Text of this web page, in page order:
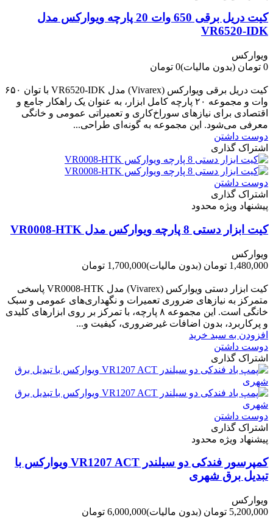
کیت دریل برقی 650 وات 20 پارچه ویوارکس مدل
VR6520-IDK
ویوارکس
0 تومان
(بدون مالیات)0 تومان
کیت دریل برقی ویوارکس (Vivarex) مدل VR6520-IDK با توان ۶۵۰
وات و مجموعه ۲۰ پارچه کامل ابزار، به عنوان یک راهکار جامع و
اقتصادی برای نیازهای سوراخ‌کاری و تعمیراتی عمومی و خانگی
معرفی می‌شود. این مجموعه به گونه‌ای طراحی...
دوست داشتن
اشتراک گذاری
دوست داشتن
اشتراک گذاری
پیشنهاد ویژه محدود
کیت ابزار دستی 8 پارچه ویوارکس مدل VR0008-HTK
ویوارکس
1,480,000 تومان
(بدون مالیات)1,700,000 تومان
کیت ابزار دستی ویوارکس (Vivarex) مدل VR0008-HTK پاسخی
متمرکز به نیازهای ضروری تعمیرات و نگهداری‌های عمومی و سبک
خانگی است. این مجموعه ۸ پارچه، با تمرکز بر روی ابزارهای کلیدی
و پرکاربرد، بدون اضافات غیرضروری، کیفیت و...
افزودن به سبد خرید
دوست داشتن
اشتراک گذاری
دوست داشتن
اشتراک گذاری
پیشنهاد ویژه محدود
کمپرسور فندکی دو سیلندر VR1207 ACT ویوارکس با
تبدیل برق شهری
ویوارکس
5,200,000 تومان
(بدون مالیات)6,000,000 تومان